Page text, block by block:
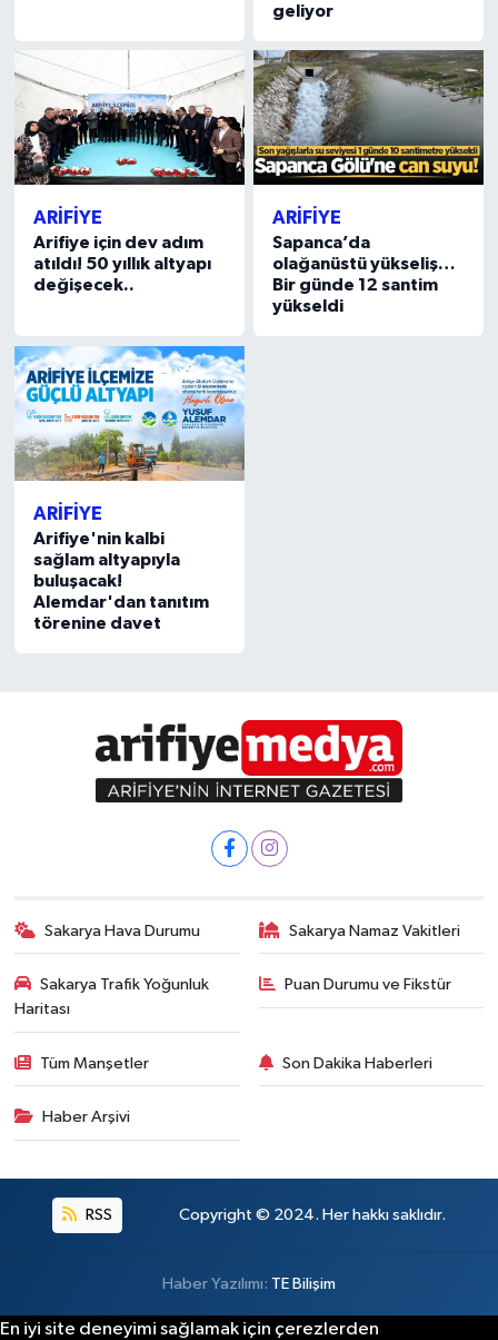
geliyor
ARİFİYE
Arifiye için dev adım
atıldı! 50 yıllık altyapı
değişecek..
ARİFİYE
Sapanca’da
olağanüstü yükseliş…
Bir günde 12 santim
yükseldi
ARİFİYE
Arifiye'nin kalbi
sağlam altyapıyla
buluşacak!
Alemdar'dan tanıtım
törenine davet
Sakarya Hava Durumu Sakarya Namaz Vakitleri
Sakarya Trafik Yoğunluk
Haritası
Puan Durumu ve Fikstür
Tüm Manşetler Son Dakika Haberleri
Haber Arşivi
RSS Copyright © 2024. Her hakkı saklıdır.
Haber Yazılımı: TE Bilişim
En iyi site deneyimi sağlamak için çerezlerden